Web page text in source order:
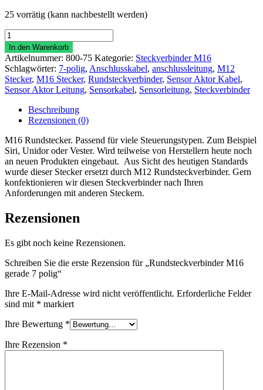
25 vorrätig (kann nachbestellt werden)
Rundsteckverbinder
M16
gerade
7
polig
Menge
In den Warenkorb
Artikelnummer: 800-75 Kategorie: Steckverbinder M16
Schlagwörter: 7-polig, Anschlusskabel, anschlussleitung, M12
Stecker, M16 Stecker, Rundsteckverbinder, Sensor Aktor Kabel,
Sensor Aktor Leitung, Sensorkabel, Sensorleitung, Steckverbinder
Beschreibung
Rezensionen (0)
M16 Rundstecker. Passend für viele Steuerungstypen. Zum Beispiel
Siri, Unidor oder Vester. Wird teilweise von Herstellern heute noch
an neuen Produkten eingebaut. Aus Sicht des heutigen Standards
wurde dieser Stecker ersetzt durch M12 Rundsteckverbinder. Gern
konfektionieren wir diesen Steckverbinder nach Ihren
Anforderungen mit anderen Steckern.
Rezensionen
Es gibt noch keine Rezensionen.
Schreiben Sie die erste Rezension für „Rundsteckverbinder M16
gerade 7 polig“
Ihre E-Mail-Adresse wird nicht veröffentlicht. Erforderliche Felder
sind mit * markiert
Ihre Bewertung *
Ihre Rezension *